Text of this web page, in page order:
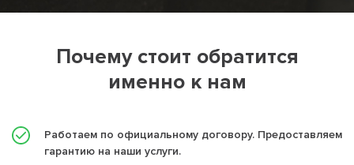
Почему стоит обратится
именно к нам
Работаем по официальному договору. Предоставляем
гарантию на наши услуги.